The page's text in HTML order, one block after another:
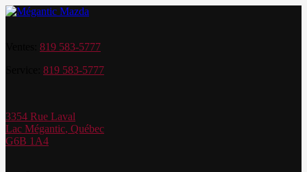
819 583-5777
819 583-5777
3354 Rue Laval
Lac Mégantic, Québec
G6B 1A4